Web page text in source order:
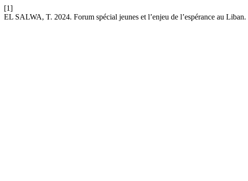
[1]
EL SALWA, T. 2024. Forum spécial jeunes et l’enjeu de l’espérance au Liban.